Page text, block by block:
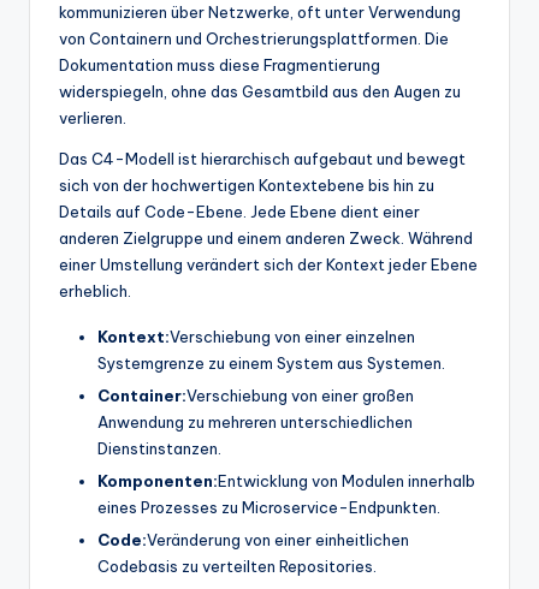
kommunizieren über Netzwerke, oft unter Verwendung
von Containern und Orchestrierungsplattformen. Die
Dokumentation muss diese Fragmentierung
widerspiegeln, ohne das Gesamtbild aus den Augen zu
verlieren.
Das C4-Modell ist hierarchisch aufgebaut und bewegt
sich von der hochwertigen Kontextebene bis hin zu
Details auf Code-Ebene. Jede Ebene dient einer
anderen Zielgruppe und einem anderen Zweck. Während
einer Umstellung verändert sich der Kontext jeder Ebene
erheblich.
Kontext:Verschiebung von einer einzelnen
Systemgrenze zu einem System aus Systemen.
Container:Verschiebung von einer großen
Anwendung zu mehreren unterschiedlichen
Dienstinstanzen.
Komponenten:Entwicklung von Modulen innerhalb
eines Prozesses zu Microservice-Endpunkten.
Code:Veränderung von einer einheitlichen
Codebasis zu verteilten Repositories.